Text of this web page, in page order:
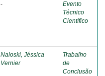
-
Evento
Técnico
Científico
Naloski, Jéssica
Vernier
Trabalho
de
Conclusão